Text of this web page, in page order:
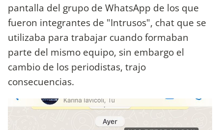
pantalla del grupo de WhatsApp de los que
fueron integrantes de "Intrusos", chat que se
utilizaba para trabajar cuando formaban
parte del mismo equipo, sin embargo el
cambio de los periodistas, trajo
consecuencias.